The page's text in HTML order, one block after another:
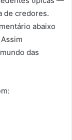
de credores.
abaixo
das